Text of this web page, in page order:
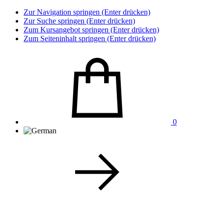
Zur Navigation springen (Enter drücken)
Zur Suche springen (Enter drücken)
Zum Kursangebot springen (Enter drücken)
Zum Seiteninhalt springen (Enter drücken)
0